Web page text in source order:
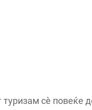
туризам сè повеќе